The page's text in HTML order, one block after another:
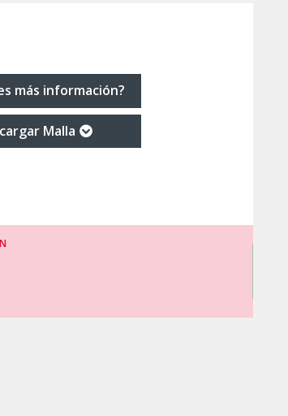
más información?
Malla